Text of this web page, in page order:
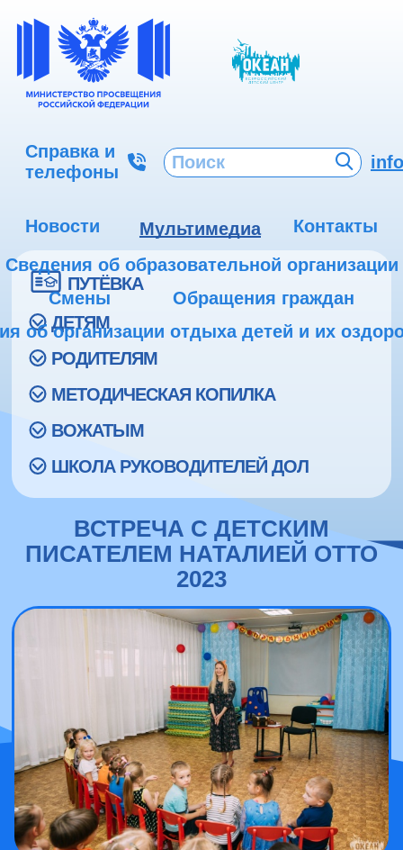
Справка и
телефоны
Новости Мультимедиа
Контакты
Сведения об образовательной организации
Смены
Обращения граждан
об организации отдыха детей и их
ПУТЁВКА
ДЕТЯМ
РОДИТЕЛЯМ
МЕТОДИЧЕСКАЯ КОПИЛКА
ВОЖАТЫМ
ШКОЛА РУКОВОДИТЕЛЕЙ ДОЛ
ВСТРЕЧА С ДЕТСКИМ
ПИСАТЕЛЕМ НАТАЛИЕЙ ОТТО
2023